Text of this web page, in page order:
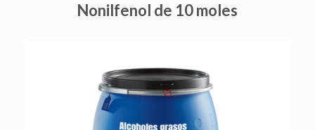
Nonilfenol de 10 moles